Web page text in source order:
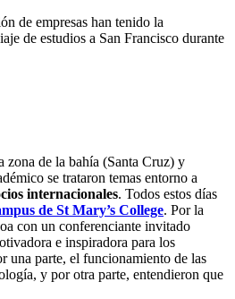
de empresas han tenido la
de estudios a San Francisco durante
zona de la bahía (Santa Cruz) y
se trataron temas entorno a
internacionales. Todos estos días
de St Mary’s College. Por la
con un conferenciante invitado
e inspiradora para los
una parte, el funcionamiento de las
y por otra parte, entendieron que